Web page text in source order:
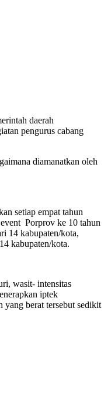
daerah
pengurus cabang
diamanatkan oleh
setiap empat tahun
Porprov ke 10 tahun
14 kabupaten/kota,
kabupaten/kota.
wasit- intensitas
iptek
yang berat tersebut sedikit